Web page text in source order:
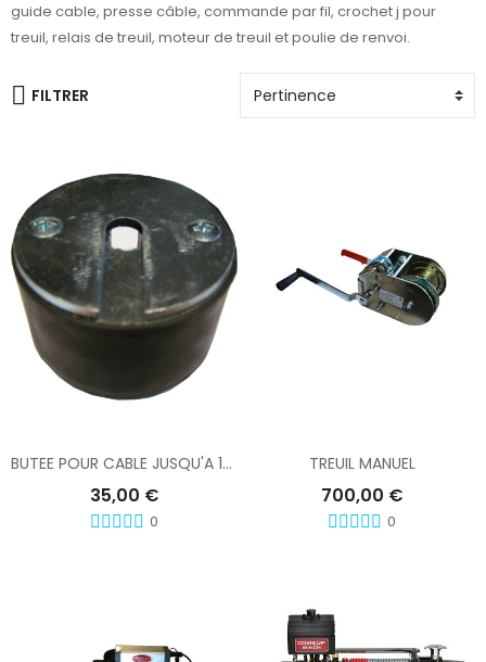
guide cable, presse câble, commande par fil, crochet j pour
treuil, relais de treuil, moteur de treuil et poulie de renvoi.
FILTRER
BUTEE POUR CABLE JUSQU'A 12MM
35,00 €
0
TREUIL MANUEL
700,00 €
0